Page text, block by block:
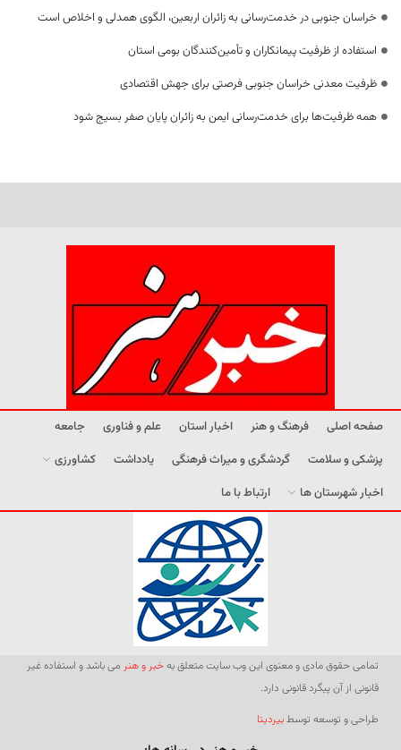
خراسان جنوبی در خدمت‌رسانی به زائران اربعین، الگوی همدلی و اخلاص است
استفاده از ظرفیت پیمانکاران و تأمین‌کنندگان بومی استان
ظرفیت معدنی خراسان جنوبی فرصتی برای جهش اقتصادی
همه ظرفیت‌ها برای خدمت‌رسانی ایمن به زائران پایان صفر بسیج شود
صفحه اصلی فرهنگ و هنر اخبار استان علم و فناوری
جامعه
پزشکی و سلامت
گردشگری و میراث فرهنگی یادداشت
کشاورزی
اخبار شهرستان ها
ارتباط با ما
تمامی حقوق مادی و معنوی این وب سایت متعلق بهخبر و هنر می باشد و استفاده غیر
قانونی از آن پیگرد قانونی دارد.
طراحی و توسعه توسطبیردیتا